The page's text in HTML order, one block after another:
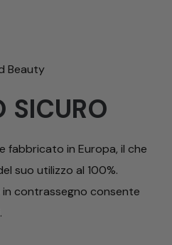
SICURO
in Europa, il che
suo utilizzo al 100%.
in contrassegno consente